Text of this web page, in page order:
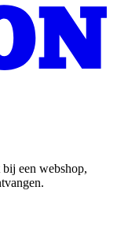
een webshop,